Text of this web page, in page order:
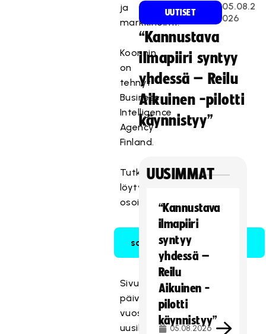
ja
markkinointi.
Koonnin
on
tehnyt
Business
Intelligence
Agency
Finland.
Tutkimukset
löytyvät
osoitteesta:
salibandy.fi/tutkimukset
Sivua
päivitetään
vuosittain
uusilla
UUTISET
05.08.2
026
“Kannustava
ilmapiiri syntyy
yhdessä – Reilu
Aikuinen -pilotti
käynnistyy”
UUSIMMAT
“Kannustava
ilmapiiri
syntyy
yhdessä –
Reilu
Aikuinen -
pilotti
käynnistyy”
05.08.2026